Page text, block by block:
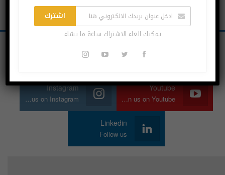
Facebook
Youtube
Join us on Youtube
Instagram
Join us on Instagram
Linkedin
Follow us
اشترك
يمكنك الغاء الاشتراك ساعة ما تشاء